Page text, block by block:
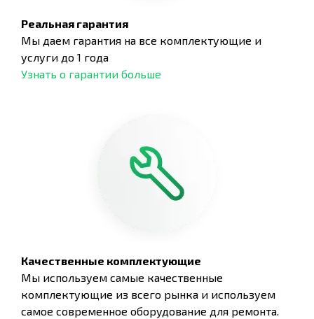
Реальная гарантия
Мы даем гарантия на все комплектующие и
услуги до 1 года
Узнать о гарантии больше
Качественные комплектующие
Мы используем самые качественные
комплектующие из всего рынка и используем
самое современное оборудование для ремонта.